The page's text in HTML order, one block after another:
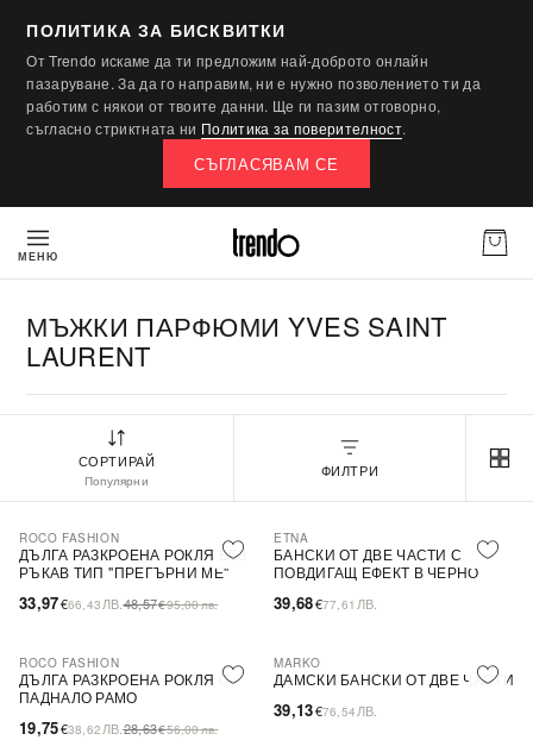
ПОЛИТИКА ЗА БИСКВИТКИ
От Trendo искаме да ти предложим най-доброто онлайн
пазаруване. За да го направим, ни е нужно позволението ти да
работим с някои от твоите данни. Ще ги пазим отговорно,
съгласно стриктната ни Политика за поверителност.
СЪГЛАСЯВАМ СЕ
МЕНЮ
МЪЖКИ ПАРФЮМИ YVES SAINT
LAURENT
СОРТИРАЙ
Популярни
ФИЛТРИ
-30%
ROCO FASHION
ДЪЛГА РАЗКРОЕНА РОКЛЯ БЕЗ
РЪКАВ ТИП ''ПРЕГЪРНИ МЕ''
33,97€66,43 ЛВ.48,57€95,00лв.
ETNA
БАНСКИ ОТ ДВЕ ЧАСТИ С
ПОВДИГАЩ ЕФЕКТ В ЧЕРНО
39,68€77,61 ЛВ.
-31%
ROCO FASHION
ДЪЛГА РАЗКРОЕНА РОКЛЯ С
ПАДНАЛО РАМО
19,75€38,62 ЛВ.28,63€56,00лв.
MARKO
ДАМСКИ БАНСКИ ОТ ДВЕ ЧАСТИ
39,13€76,54 ЛВ.